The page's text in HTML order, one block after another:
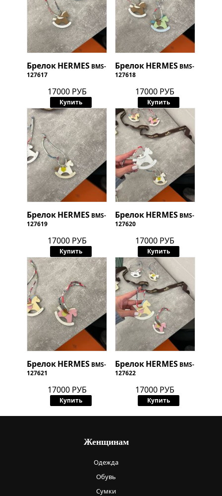
БрелокHERMES BMS-
127617
17000 РУБ
Купить
Брелок HERMES BMS-
127618
17000 РУБ
Купить
БрелокHERMES BMS-
127619
17000 РУБ
Купить
Брелок HERMES BMS-
127620
17000 РУБ
Купить
БрелокHERMES BMS-
127621
17000 РУБ
Купить
Брелок HERMES BMS-
127622
17000 РУБ
Купить
Женщинам
Одежда
Обувь
Сумки